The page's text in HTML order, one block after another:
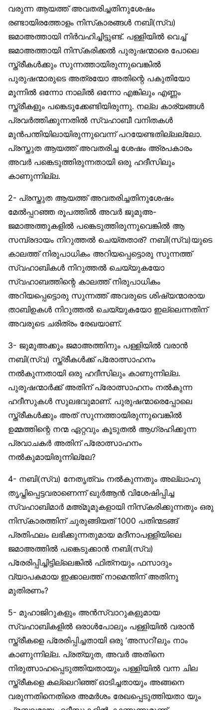
വരുന്ന ആയത്ത് അവതരിച്ചതിനുശേഷം
രണ്ടായിരത്തോളം നിസ്‌കാരങ്ങള്‍ നബി(സ്വ)
ജമാഅത്തായി നിര്‍വഹിച്ചിട്ടുണ്ട്. പള്ളിയില്‍ വെച്ച്
ജമാഅത്തായി നിസ്‌കരിക്കല്‍ പുരുഷന്മാരെ പോലെ
സ്ത്രീകള്‍ക്കും സുന്നത്തായിരുന്നുവെങ്കില്‍
പുരുഷന്മാരുടെ അത്രയോ അതിന്റെ പകുതിയോ
മൂന്നില്‍ ഒന്നോ നാലില്‍ ഒന്നോ എങ്കിലും എണ്ണം
സ്ത്രീകളും പങ്കെടുക്കേണ്ടിയിരുന്നു. നല്ല കാര്യങ്ങള്‍
പ്രവര്‍ത്തിക്കുന്നതില്‍ സ്വഹാബീ വനിതകള്‍
മുന്‍പന്തിയിലായിരുന്നുവെന്ന് പറയേണ്ടതില്ലല്ലോ.
പ്രസ്തുത ആയത്ത് അവതരിച്ച ശേഷം അ്രപകാരം
അവര്‍ പങ്കെടുത്തിരുന്നതായി ഒരു ഹദീസിലും
കാണുന്നില്ല.
2- പ്രസ്തുത ആയത്ത് അവതരിച്ചതിനുശേഷം
മേല്‍പ്പറഞ്ഞ രൂപത്തില്‍ അവര്‍ ജുമുഅ-
ജമാഅത്തുകളില്‍ പങ്കെടുത്തിരുന്നുവെങ്കില്‍ ആ
സമ്പ്രദായം നിറുത്തല്‍ ചെയ്തതാര്? നബി(സ്വ)യുടെ
കാലത്ത് നിരുപാധികം അറിയപ്പെട്ടൊരു സുന്നത്ത്
സ്വഹാബികള്‍ നിറുത്തല്‍ ചെയ്യുകയോ
സ്വഹാബത്തിന്റെ കാലത്ത് നിരുപാധികം
അറിയപ്പെട്ടൊരു സുന്നത്ത് അവരുടെ ശിഷ്യന്മാരായ
താബിഉകള്‍ നിറുത്തല്‍ ചെയ്യുകയോ ഇല്ലെന്നതിന്
അവരുടെ ചരിത്രം രേഖയാണ്.
3- ജുമുഅക്കും ജമാഅത്തിനും പള്ളിയില്‍ വരാന്‍
നബി(സ്വ) സ്ത്രീകള്‍ക്ക് പ്രോത്സാഹനം
നല്‍കുന്നതായി ഒരു ഹദീസിലും കാണുന്നില്ല.
പുരുഷന്മാര്‍ക്ക് അതിന് പ്രോത്സാഹനം നല്‍കുന്ന
ഹദീസുകള്‍ സുലഭവുമാണ്. പുരുഷന്മാരെപ്പോലെ
സ്ത്രീകള്‍ക്കും അത് സുന്നത്തായിരുന്നുവെങ്കില്‍
ഉമ്മത്തിന്റെ നന്മ ഏറ്റവും കൂടുതല്‍ ആഗ്രഹിക്കുന്ന
പ്രവാചകര്‍ അതിന് പ്രോത്സാഹനം
നല്‍കുമായിരുന്നില്ലേ?
4- നബി(സ്വ) നേതൃത്വം നല്‍കുന്നതും അല്ലാഹു
തൃപ്തിപ്പെട്ടവരാണെന്ന് ഖുര്‍ആന്‍ വിശേഷിപ്പിച്ച
സ്വഹാബിമാര്‍ മഅ്മൂമുകളായി നിസ്‌കരിക്കുന്നതും ഒരു
നിസ്‌കാരത്തിന് ചുരുങ്ങിയത് 1000 പതിന്മടങ്ങ്
പ്രതിഫലം ലഭിക്കുന്നതുമായ മദീനാപള്ളിയിലെ
ജമാഅത്തില്‍ പങ്കെടുക്കാന്‍ നബി(സ്വ)
പ്രേരിപ്പിച്ചിട്ടില്ലെങ്കില്‍ ഫിത്‌നയും ഫസാദും
വ്യാപകമായ ഇക്കാലത്ത് നാമെന്തിന് അതിനു
മുതിരണം?
5- മുഹാജിറുകളും അന്‍സ്വാറുകളുമായ
സ്വഹാബികളില്‍ ഒരാള്‍പോലും പള്ളിയില്‍ വരാന്‍
സ്ത്രീകളെ പ്രേരിപ്പിച്ചതായി ഒരു ‘അസറി’ലും നാം
കാണുന്നില്ല. പ്രത്യുത, അവര്‍ അതിനെ
നിരുത്സാഹപ്പെടുത്തിയതായും പള്ളിയില്‍ വന്ന ചില
സ്ത്രീകളെ കല്ലെറിഞ്ഞ് ഓടിച്ചതായും അങ്ങനെ
വരുന്നതിനെതിരെ അമര്‍ശം രേഖപ്പെടുത്തിയതാ യും